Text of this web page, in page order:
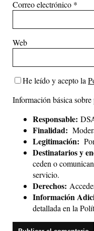
Correo electrónico *
Web
He leído y acepto la
Información básica
Responsable:
Finalidad:
Legitimación:
Destinatarios y
ceden o
servicio.
Derechos:
Información
detallada en la